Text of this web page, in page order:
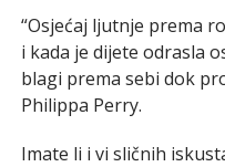
“Osjećaj ljutnje prema
i kada je dijete odrasla
blagi prema sebi dok
Philippa Perry.
Imate li i vi sličnih